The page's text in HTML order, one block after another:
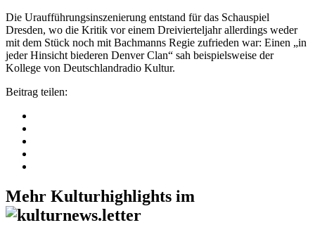
Die Uraufführungsinszenierung entstand für das Schauspiel
Dresden, wo die Kritik vor einem Dreivierteljahr allerdings weder
mit dem Stück noch mit Bachmanns Regie zufrieden war: Einen „in
jeder Hinsicht biederen Denver Clan“ sah beispielsweise der
Kollege von Deutschlandradio Kultur.
Beitrag teilen:
Mehr Kulturhighlights im